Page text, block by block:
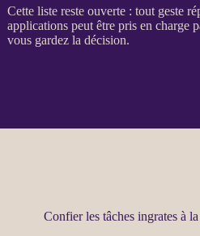
Cette liste reste ouverte : tout geste
applicationspeut être pris en charge
vous gardez la décision.
Confier les tâches ingrates à